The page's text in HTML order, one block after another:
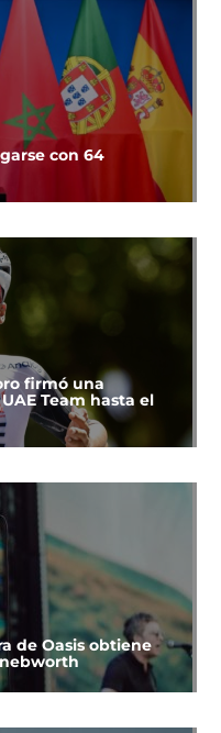
con 64
firmó una
Team hasta el
de Oasis obtiene